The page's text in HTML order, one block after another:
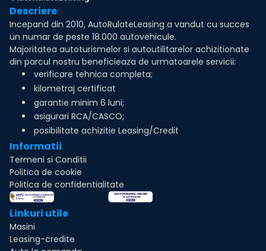
Descriere
Incepand din 2010, AutoRulateLeasing a vandut cu succes
un numar de peste 18.000 autovehicule.
Majoritatea autoturismelor si autoutilitarelor achizitionate
din parcul nostru beneficieaza de urmatoarele servicii:
verificare tehnica completa;
kilometraj certificat
garantie minim 6 luni;
asigurari RCA/CASCO;
posibilitate achizitie Leasing/Credit
Informatii
Termeni si Conditii
Politica de cookie
Politica de confidentialitate
Linkuri utile
Masini
Leasing-credite